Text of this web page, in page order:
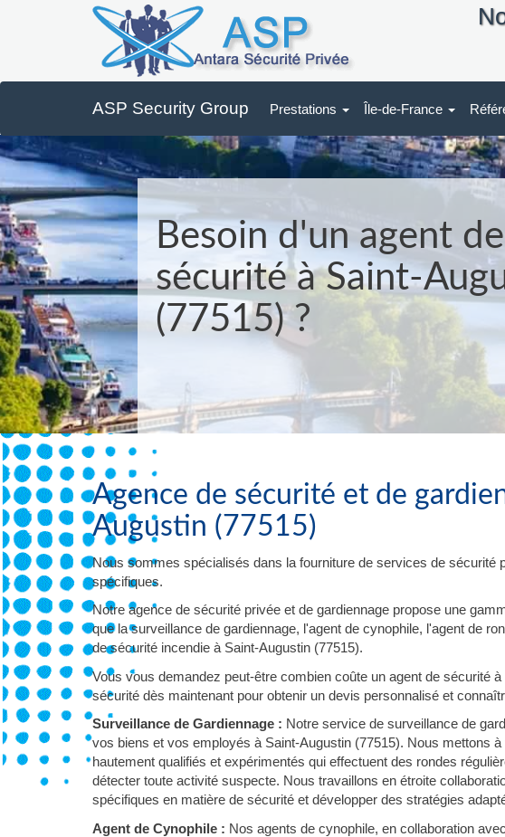
ASP Security Group Prestations Île-de-France
Besoin d'un agent de
sécurité à Saint-
(77515) ?
Agence de sécurité et de
Augustin (77515)
Nous sommes spécialisés dans la fourniture de services de sécurité
spécifiques.
Notre agence de sécurité privée et de gardiennage propose une
que la surveillance de gardiennage, l'agent de cynophile, l'agent de
de sécurité incendie à Saint-Augustin (77515).
Vous vous demandez peut-être combien coûte un agent de sécurité
sécurité dès maintenant pour obtenir un devis personnalisé et
Surveillance de Gardiennage : Notre service de surveillance de
vos biens et vos employés à Saint-Augustin (77515). Nous mettons
hautement qualifiés et expérimentés qui effectuent des rondes
détecter toute activité suspecte. Nous travaillons en étroite
spécifiques en matière de sécurité et développer des stratégies
Agent de Cynophile : Nos agents de cynophile, en collaboration